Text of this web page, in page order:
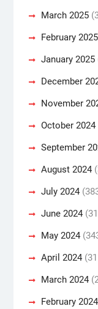
March 2025
February 2025
January 2025
December
November
October 2024
September
August 2024
July 2024
June 2024
May 2024
April 2024
March 2024
February 2024